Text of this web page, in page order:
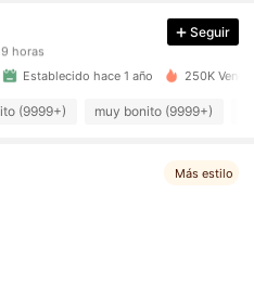
Seguir
Establecido hace 1 año 250K
(9999+) muy bonito (9999+)
Más estilo